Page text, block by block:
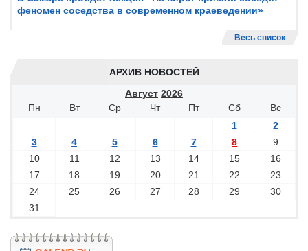
феномен соседства в современном краеведении»
Весь список
АРХИВ НОВОСТЕЙ
Август 2026
Пн
Вт Ср Чт Пт Сб
Вс
1
2
3
4 5 6 7 8
9
10
11 12 13 14 15
16
17
18 19 20 21 22
23
24
25 26 27 28 29
30
31